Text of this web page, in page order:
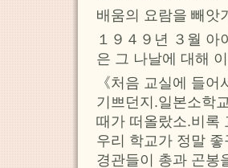
배움의 요람을 빼앗
１９４９년 ３월
은 그 나날에 대해
《처음 교실에 들
기쁘던지.일본소학
때가 떠올랐소.비록
우리 학교가 정말
경관들이 총과 곤